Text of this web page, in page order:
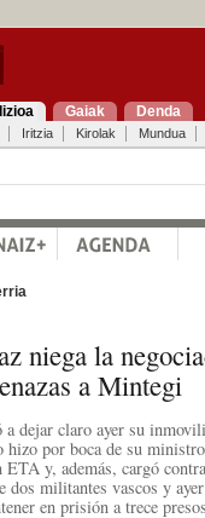
Gaiak Denda
Iritzia Kirolak Mundua
niega la
a Mintegi
dejar claro ayer su
por boca de su
y, además, cargó
militantes vascos y
en prisión a trece